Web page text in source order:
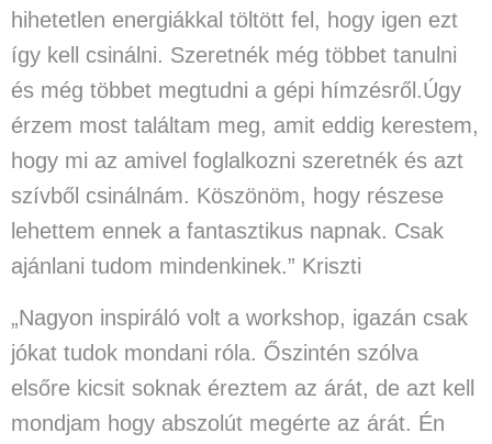
hihetetlen energiákkal töltött fel, hogy igen ezt
így kell csinálni. Szeretnék még többet tanulni
és még többet megtudni a gépi hímzésről.Úgy
érzem most találtam meg, amit eddig kerestem,
hogy mi az amivel foglalkozni szeretnék és azt
szívből csinálnám. Köszönöm, hogy részese
lehettem ennek a fantasztikus napnak. Csak
ajánlani tudom mindenkinek.” Kriszti
„Nagyon inspiráló volt a workshop, igazán csak
jókat tudok mondani róla. Őszintén szólva
elsőre kicsit soknak éreztem az árát, de azt kell
mondjam hogy abszolút megérte az árát. Én